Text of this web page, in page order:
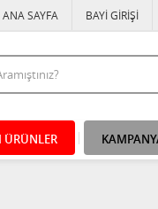
ANA SAYFA BAYİ GİRİŞİ
ÜRÜNLER